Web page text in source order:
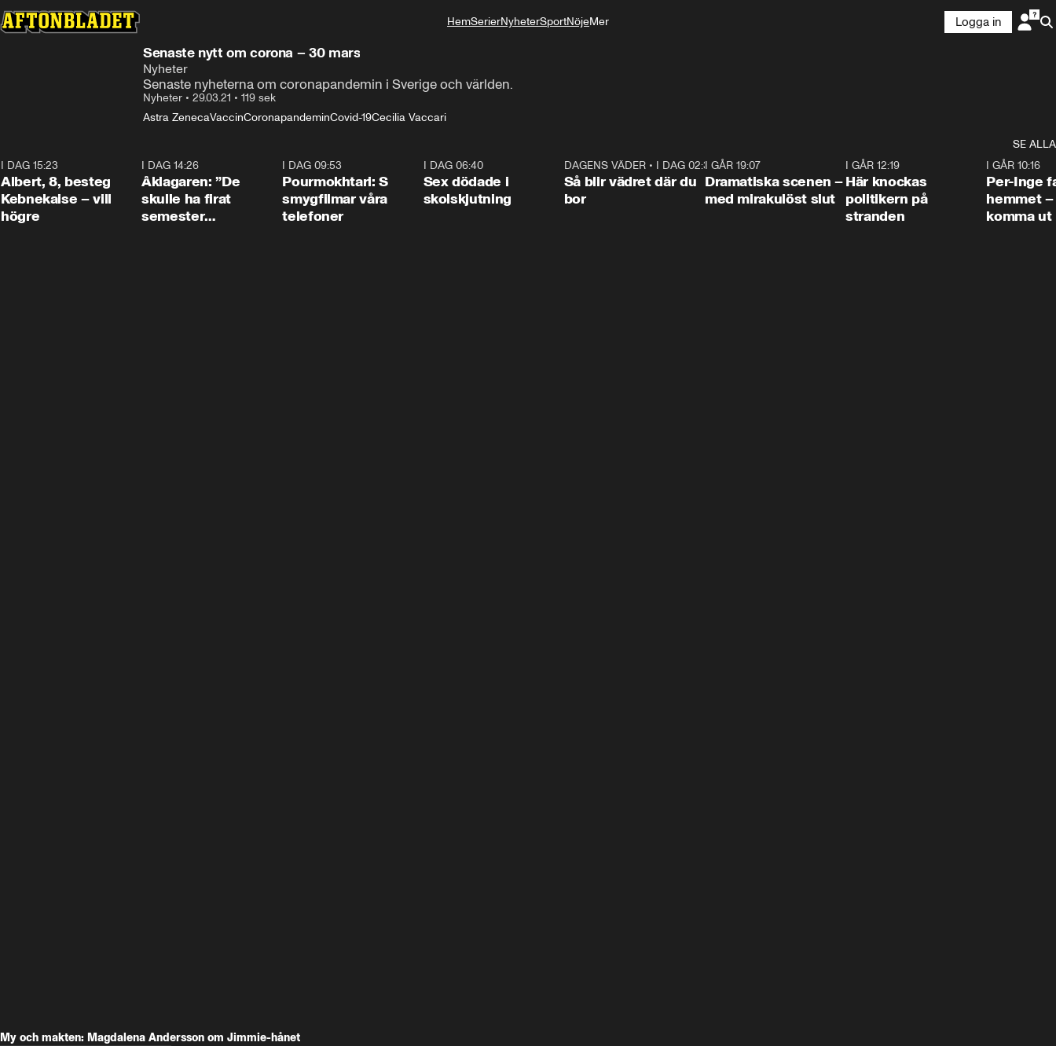
HemSerierNyheterSportNöjeMer
Logga in
Senaste nytt om corona – 30 mars
Nyheter
Senaste nyheterna om coronapandemin i Sverige och världen.
Nyheter • 29.03.21 • 119 sek
Astra ZenecaVaccinCoronapandeminCovid-19Cecilia Vaccari
SE ALLA
I DAG 15:23
Albert, 8, besteg
Kebnekaise – vill
högre
I DAG 14:26
Åklagaren: ”De
skulle ha firat
semester
I DAG 09:53
Pourmokhtari: S
smygfilmar våra
telefoner
I DAG 06:40
Sex dödade i
skolskjutning
1:06
DAGENS VÄDER• I DAG 02:30
Så blir vädret där du
bor
I GÅR 19:07
Dramatiska scenen –
med mirakulöst slut
I GÅR 12:19
Här knockas
politikern på
stranden
I GÅR 10:16
Per-Inge
hemmet
komma ut
My och makten: Magdalena Andersson om Jimmie-hånet